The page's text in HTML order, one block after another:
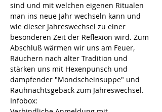
sind und mit welchen eigenen Ritualen
man ins neue Jahr wechseln kann und
wie dieser Jahreswechsel zu einer
besonderen Zeit der Reflexion wird. Zum
Abschluß wärmen wir uns am Feuer,
Räuchern nach alter Tradition und
stärken uns mit Hexenpunsch und
dampfender "Mondscheinsuppe" und
Rauhnachtsgebäck zum Jahreswechsel.
Infobox: